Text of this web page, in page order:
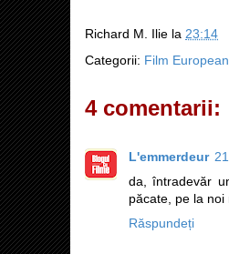
Richard M. Ilie la 23:14
Categorii: Film European
4 comentarii:
L'emmerdeur
da, întradevăr
păcate, pe la noi
Răspundeți